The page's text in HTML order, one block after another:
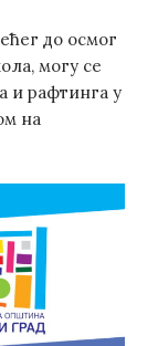
до осмог
могу се
и рафтинга у
на